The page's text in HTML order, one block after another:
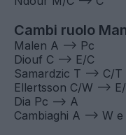
Modric C --> M/C
Fagioli C --> M/C
Gaetano C --> M/C
Ferguson C --> M/C
Basic C --> M/C
Piotrowski C --> M/C
K. Thuram M/C --> C